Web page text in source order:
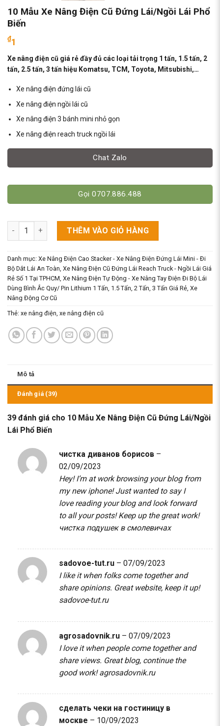
10 Mẫu Xe Nâng Điện Cũ Đứng Lái/Ngồi Lái Phổ
Biến
₫1
Xe nâng điện cũ giá rẻ đầy đủ các loại tải trọng 1 tấn, 1.5 tấn, 2
tấn, 2.5 tấn, 3 tấn hiệu Komatsu, TCM, Toyota, Mitsubishi,…
Xe nâng điện đứng lái cũ
Xe nâng điện ngồi lái cũ
Xe nâng điện 3 bánh mini nhỏ gọn
Xe nâng điện reach truck ngồi lái
Chat Zalo
Gọi 0707.886.488
10 Mẫu Xe Nâng Điện Cũ Đứng Lái/Ngồi Lái Phổ Biến số lượng
THÊM VÀO GIỎ HÀNG
Danh mục: Xe Nâng Điện Cao Stacker - Xe Nâng Điện Đứng Lái Mini - Đi
Bộ Dắt Lái An Toàn, Xe Nâng Điện Cũ Đứng Lái Reach Truck - Ngồi Lái Giá
Rẻ Số 1 Tại TPHCM, Xe Nâng Điện Tự Động - Xe Nâng Tay Điện Đi Bộ Lái
Dùng Bình Ắc Quy/ Pin Lithium 1 Tấn, 1.5 Tấn, 2 Tấn, 3 Tấn Giá Rẻ, Xe
Nâng Động Cơ Cũ
Thẻ: xe nâng điện, xe nâng điện cũ
Mô tả
Đánh giá (39)
39 đánh giá cho 10 Mẫu Xe Nâng Điện Cũ Đứng Lái/Ngồi
Lái Phổ Biến
чистка диванов борисов –
02/09/2023
Hey! I’m at work browsing your blog from
my new iphone! Just wanted to say I
love reading your blog and look forward
to all your posts! Keep up the great work!
чистка подушек в смолевичах
sadovoe-tut.ru – 07/09/2023
I like it when folks come together and
share opinions. Great website, keep it up!
sadovoe-tut.ru
agrosadovnik.ru – 07/09/2023
I love it when people come together and
share views. Great blog, continue the
good work!agrosadovnik.ru
сделать чеки на гостиницу в
москве – 10/09/2023